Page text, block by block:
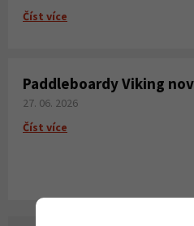
Číst více
Paddleboardy Viking
27. 06. 2026
Číst více